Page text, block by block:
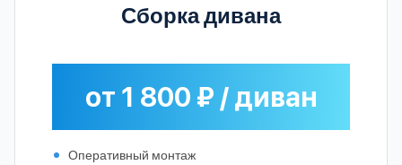
Сборка дивана
от 1 800 ₽ / диван
Оперативный монтаж